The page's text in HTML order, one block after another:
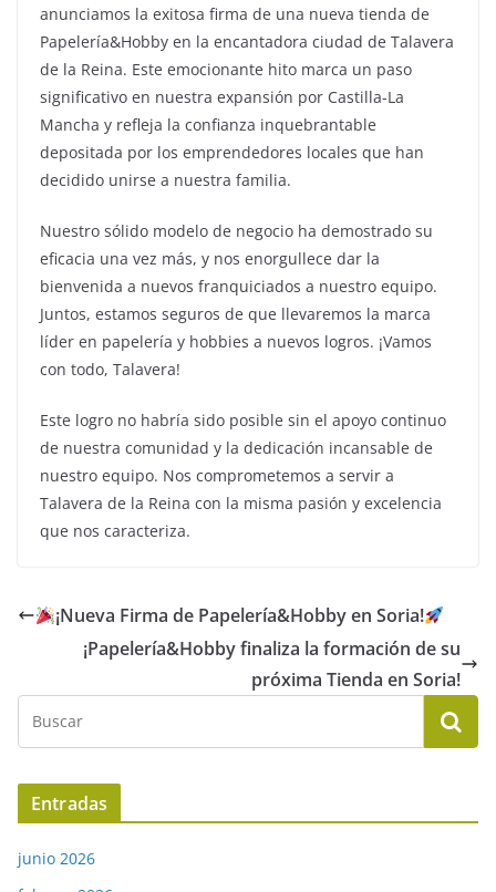
anunciamos la exitosa firma de una nueva tienda de
Papelería&Hobby en la encantadora ciudad de Talavera
de la Reina. Este emocionante hito marca un paso
significativo en nuestra expansión por Castilla-La
Mancha y refleja la confianza inquebrantable
depositada por los emprendedores locales que han
decidido unirse a nuestra familia.
Nuestro sólido modelo de negocio ha demostrado su
eficacia una vez más, y nos enorgullece dar la
bienvenida a nuevos franquiciados a nuestro equipo.
Juntos, estamos seguros de que llevaremos la marca
líder en papelería y hobbies a nuevos logros. ¡Vamos
con todo, Talavera!
Este logro no habría sido posible sin el apoyo continuo
de nuestra comunidad y la dedicación incansable de
nuestro equipo. Nos comprometemos a servir a
Talavera de la Reina con la misma pasión y excelencia
que nos caracteriza.
¡Nueva Firma de Papelería&Hobby en Soria!
¡Papelería&Hobby finaliza la formación de su
próxima Tienda en Soria!
Entradas
junio 2026